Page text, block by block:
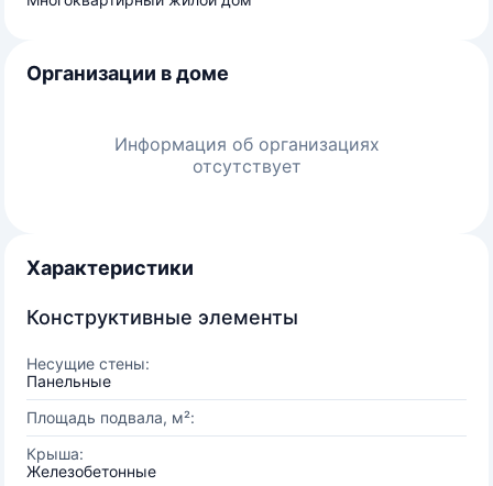
Организации в доме
Информация об организациях
отсутствует
Характеристики
Конструктивные элементы
Несущие стены:
Панельные
Площадь подвала, м²:
Крыша:
Железобетонные